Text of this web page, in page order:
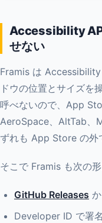
Accessibility
せない
Framis は
ドウの位置とサイズを
呼べないので、App
AeroSpace、AltTab、
ずれも App Store の外
そこで Framis も次の形
GitHub Releases
Developer ID で署